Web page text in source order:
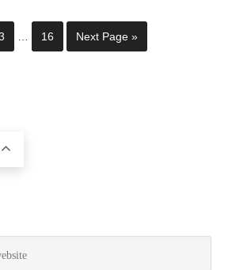
16 Next Page »